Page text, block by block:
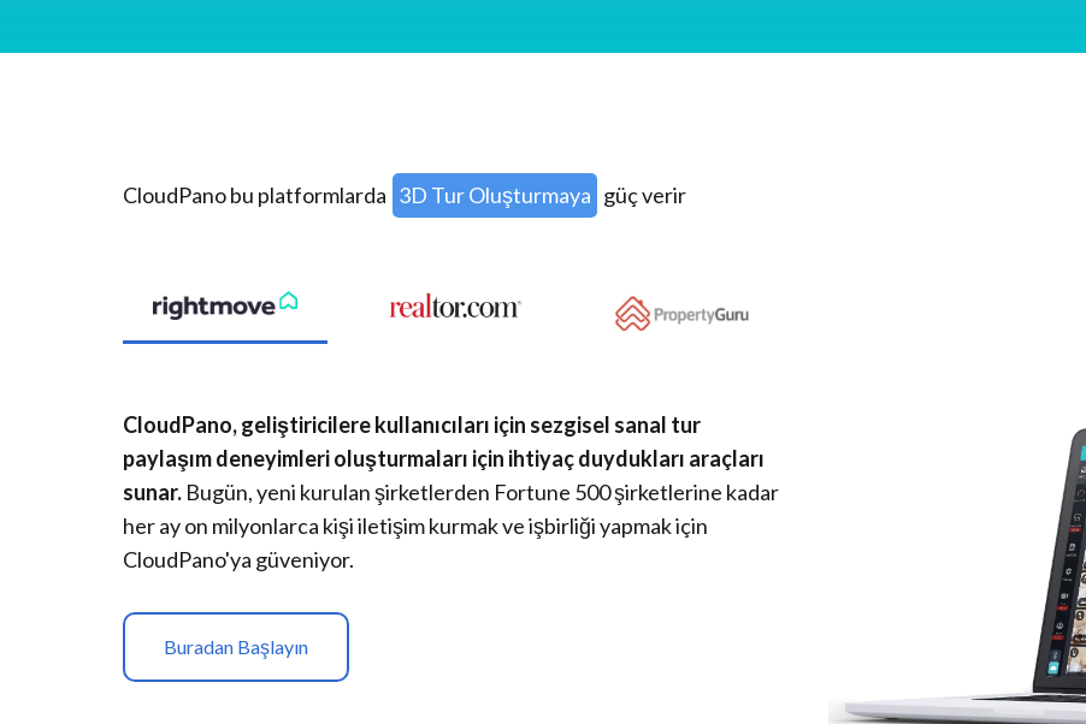
CloudPano bu platformlarda 3D Tur Oluşturmaya güç verir
CloudPano, geliştiricilere kullanıcıları için sezgisel sanal tur
paylaşım deneyimleri oluşturmaları için ihtiyaç duydukları araçları
sunar. Bugün, yeni kurulan şirketlerden Fortune 500 şirketlerine kadar
her ay on milyonlarca kişi iletişim kurmak ve işbirliği yapmak için
CloudPano'ya güveniyor.
Buradan Başlayın